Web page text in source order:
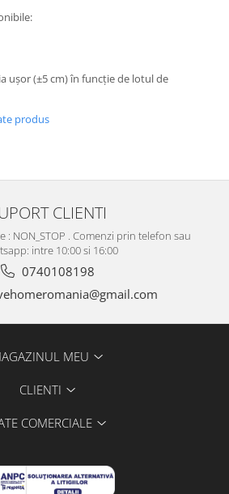
ușor (±5 cm) în funcție de lotul de
produs
CLIENTI
: NON_STOP . Comenzi prin telefon sau
intre 10:00 si 16:00
0740108198
MEU
CLIENTI
COMERCIALE